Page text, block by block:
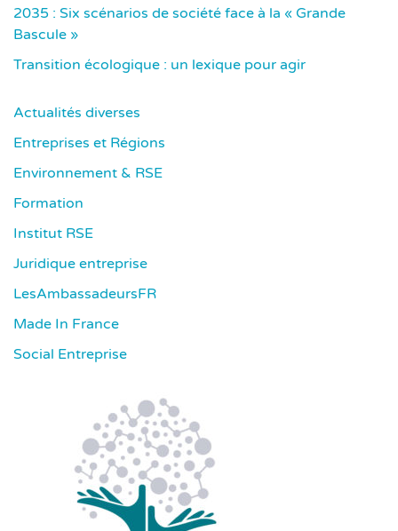
2035 : Six scénarios de société face à la « Grande
Bascule »
Transition écologique : un lexique pour agir
Actualités diverses
Entreprises et Régions
Environnement & RSE
Formation
Institut RSE
Juridique entreprise
LesAmbassadeursFR
Made In France
Social Entreprise